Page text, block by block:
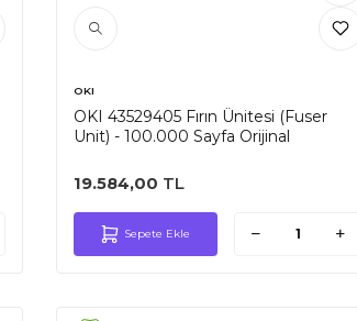
OKI
OKI 43529405 Fırın Ünitesi (Fuser
Unit) - 100.000 Sayfa Orijinal
19.584,00 TL
Sepete Ekle